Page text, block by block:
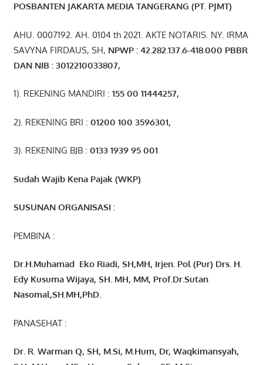
POSBANTEN JAKARTA MEDIA TANGERANG (PT. PJMT)
AHU. 0007192. AH. 0104 th 2021. AKTE NOTARIS. NY. IRMA
SAVYNA FIRDAUS, SH, NPWP : 42. 282 .137.6-418.000 PBBR
DAN NIB :3012210033807,
1). REKENING MANDIRI : 155 00 11444257,
2). REKENING BRI : 01200 100 3596301,
3). REKENING BJB : 0133 1939 95 001
Sudah Wajib Kena Pajak (WKP)
SUSUNAN ORGANISASI :
PEMBINA :
Dr.H.Muhamad Eko Riadi, SH,MH, Irjen. Pol (Pur) Drs. H.
Edy Kusuma Wijaya, SH. MH, MM, Prof.Dr.Sutan
Nasomal,SH.MH,PhD.
PANASEHAT :
Dr. R. Warman Q, SH, M.Si, M.Hum, Dr, Waqkimansyah,